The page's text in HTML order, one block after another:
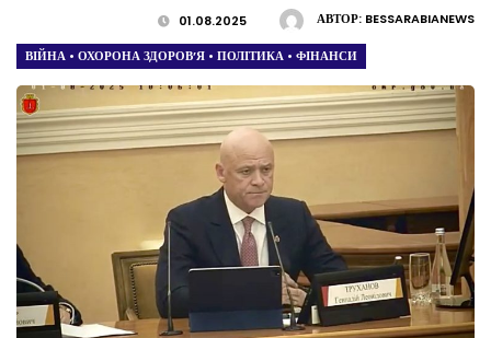
АВТОР: BESSARABIANEWS
01.08.2025
ВІЙНА • ОХОРОНА ЗДОРОВ’Я • ПОЛІТИКА • ФІНАНСИ